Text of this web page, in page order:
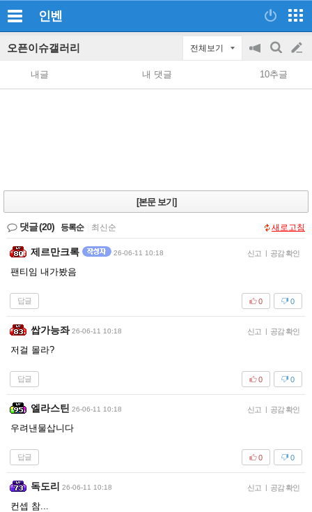
인벤
오픈이슈갤러리 전체보기
공
지
on/off
검
색
글
쓰
내글 내 댓글 10추글
[본문 보기]
댓글(20) 등록순 최신순 새로고침
제르만크록 26-06-11 10:18 신고 | 공감 확인
팬티임 내가봤음
답글 0
0
쌉가능좌 26-06-11 10:18 신고 | 공감 확인
저걸 몰라?
답글 0
0
엘라스틴 26-06-11 10:18 신고 | 공감 확인
우려낸물삽니다
답글 0
0
독도리 26-06-11 10:18 신고 | 공감 확인
컨셉 참...